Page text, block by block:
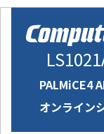
PALMiCE4
オンライン